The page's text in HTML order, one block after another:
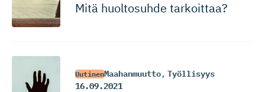
Mitä huoltosuhde tarkoittaa?
UutinenMaahanmuutto, Työllisyys
16.09.2021